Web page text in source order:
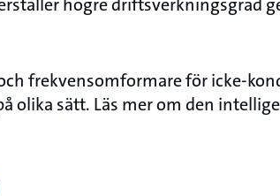
frekvensomformare för icke-
olika sätt. Läs mer om den